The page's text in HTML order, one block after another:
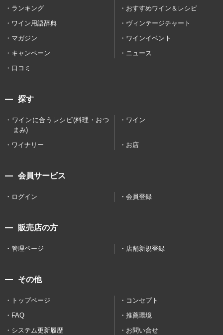
ランキング
おすすめワイン＆レシピ
ワイン用語辞典
ヴィンテージチャート
マガジン
ワインイベント
キャンペーン
ニュース
口コミ
探す
ワインに合うレシピ(料理・おつ
まみ)
ワイン
ワイナリー お店
会員サービス
ログイン 会員登録
販売店の方
管理ページ 店舗新規登録
その他
トップページ
コンセプト
FAQ
推薦環境
システム更新履歴
お問い合せ